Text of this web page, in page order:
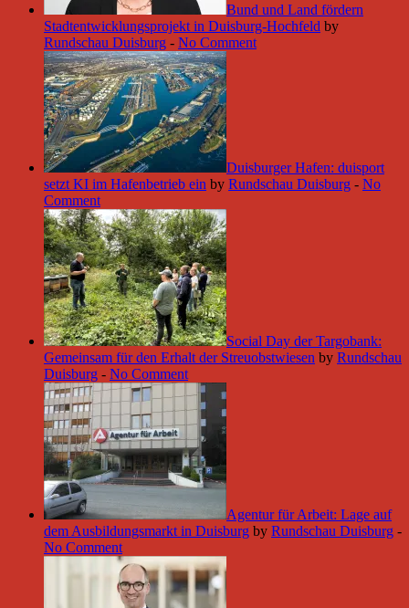
Bund und Land fördern
Stadtentwicklungsprojekt in Duisburg-Hochfeld by
Rundschau Duisburg - No Comment
Duisburger Hafen: duisport
setzt KI im Hafenbetrieb ein by Rundschau Duisburg - No
Comment
Social Day der Targobank:
Gemeinsam für den Erhalt der Streuobstwiesen by Rundschau
Duisburg - No Comment
Agentur für Arbeit: Lage auf
dem Ausbildungsmarkt in Duisburg by Rundschau Duisburg -
No Comment